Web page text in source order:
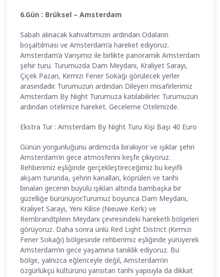
6.Gün : Brüksel – Amsterdam
Sabah alınacak kahvaltımızın ardından Odaların
boşaltılması ve Amsterdam’a hareket ediyoruz.
Amsterdam’a Varışımız ile birlikte panoramik Amsterdam
şehir turu. Turumuzda Dam Meydanı, Kraliyet Sarayı,
Çiçek Pazarı, Kırmızı Fener Sokağı görülecek yerler
arasındadır. Turumuzun ardından Dileyen misafirlerimiz
Amsterdam By Night Turumuza katılabilirler. Turumuzun
ardından otelimize hareket. Geceleme Otelimizde.
Ekstra Tur : Amsterdam By Night Turu Kişi Başı 40 Euro
Günün yorgunluğunu ardımızda bırakıyor ve ışıklar şehri
Amsterdam’ın gece atmosferini keşfe çıkıyoruz.
Rehberimiz eşliğinde gerçekleştireceğimiz bu keyifli
akşam turunda, şehrin kanalları, köprüleri ve tarihi
binaları gecenin büyülü ışıkları altında bambaşka bir
güzelliğe bürünüyor.Turumuz boyunca Dam Meydanı,
Kraliyet Sarayı, Yeni Kilise (Nieuwe Kerk) ve
Rembrandtplein Meydanı çevresindeki hareketli bölgeleri
görüyoruz. Daha sonra ünlü Red Light District (Kırmızı
Fener Sokağı) bölgesinde rehberimiz eşliğinde yürüyerek
Amsterdam’ın gece yaşamına tanıklık ediyoruz. Bu
bölge, yalnızca eğlenceyle değil, Amsterdam’ın
özgürlükçü kültürünü yansıtan tarihi yapısıyla da dikkat